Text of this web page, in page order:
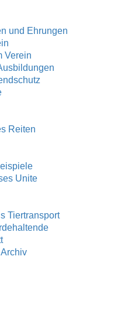
und Ehrungen
Verein
Reiten
Unite
Tiertransport